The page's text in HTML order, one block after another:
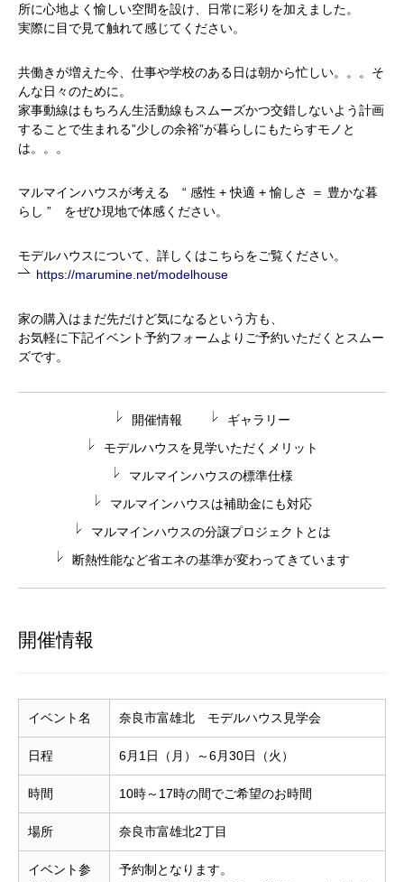
所に心地よく愉しい空間を設け、日常に彩りを加えました。
実際に目で見て触れて感じてください。
共働きが増えた今、仕事や学校のある日は朝から忙しい。。。そ
んな日々のために。
家事動線はもちろん生活動線もスムーズかつ交錯しないよう計画
することで生まれる”少しの余裕”が暮らしにもたらすモノと
は。。。
マルマインハウスが考える “ 感性 +快適 +愉しさ ＝ 豊かな暮
らし ” をぜひ現地で体感ください。
モデルハウスについて、詳しくはこちらをご覧ください。
https://marumine.net/modelhouse
家の購入はまだ先だけど気になるという方も、
お気軽に下記イベント予約フォームよりご予約いただくとスムー
ズです。
開催情報
ギャラリー
モデルハウスを見学いただくメリット
マルマインハウスの標準仕様
マルマインハウスは補助金にも対応
マルマインハウスの分譲プロジェクトとは
断熱性能など省エネの基準が変わってきています
開催情報
イベント名 奈良市富雄北 モデルハウス見学会
日程 6月1日（月）～6月30日（火）
時間 10時～17時の間でご希望のお時間
場所 奈良市富雄北2丁目
イベント参
予約制となります。